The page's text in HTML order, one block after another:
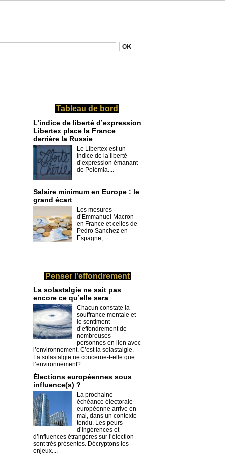
Tableau de bord
L’indice de liberté d’expression
Libertex place la France
derrière la Russie
Le Libertex est un
indice de la liberté
d’expression émanant
de Polémia....
Salaire minimum en Europe : le
grand écart
Les mesures
d’Emmanuel Macron
en France et celles de
Pedro Sanchez en
Espagne,...
Penser l'effondrement
La solastalgie ne sait pas
encore ce qu’elle sera
Chacun constate la
souffrance mentale et
le sentiment
d’effondrement de
nombreuses
personnes en lien avec
l’environnement. C’est la solastalgie.
La solastalgie ne concerne-t-elle que
l’environnement?...
​Élections européennes sous
influence(s) ?
La prochaine
échéance électorale
européenne arrive en
mai, dans un contexte
tendu. Les peurs
d’ingérences et
d’influences étrangères sur l’élection
sont très présentes. Décryptons les
enjeux....